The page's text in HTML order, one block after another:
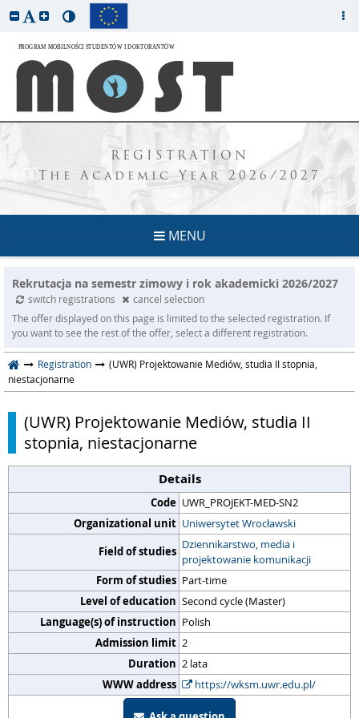
REGISTRATION
The Academic Year 2026/2027
MENU
Rekrutacja na semestr zimowy i rok akademicki 2026/2027
switch registrations
cancel selection
The offer displayed on this page is limited to the selected registration. If
you want to see the rest of the offer, select a different registration.
Registration
(UWR) Projektowanie Mediów, studia II stopnia,
niestacjonarne
(UWR) Projektowanie Mediów, studia II
stopnia, niestacjonarne
Details
Code UWR_PROJEKT-MED-SN2
Organizational unit Uniwersytet Wrocławski
Field of studies Dziennikarstwo, media i
projektowanie komunikacji
Form of studies Part-time
Level of education Second cycle (Master)
Language(s) of instruction Polish
Admission limit 2
Duration 2 lata
WWW address
https://wksm.uwr.edu.pl/